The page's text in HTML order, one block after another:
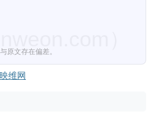
原文存在偏差。
映维网
）